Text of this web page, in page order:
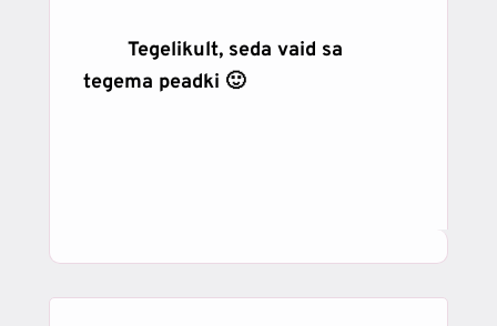
Tegelikult, seda vaid sa
tegema peadki 🙂